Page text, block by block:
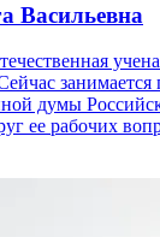
Васильевна
думы
ее рабочих